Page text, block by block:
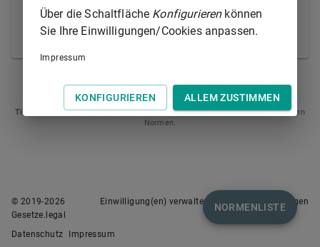
(2) Die Ordnungswidrigkeit kann mit einer Geldbuße
bis zu dreitausend Euro geahndet werden.
§ 87
Tipp
: Swipen Sie auf dem Bildschirm links oder rechts zur Navigation zwischen
Normen.
NORMENLISTE
© 2019-2026
Gesetze.legal
Einwilligung(en) verwalten Nutzungsbedingungen
Datenschutz Impressum
Über die Schaltfläche Konfigurierenkönnen
Sie Ihre Einwilligungen/Cookies anpassen.
Impressum
KONFIGURIEREN ALLEM ZUSTIMMEN